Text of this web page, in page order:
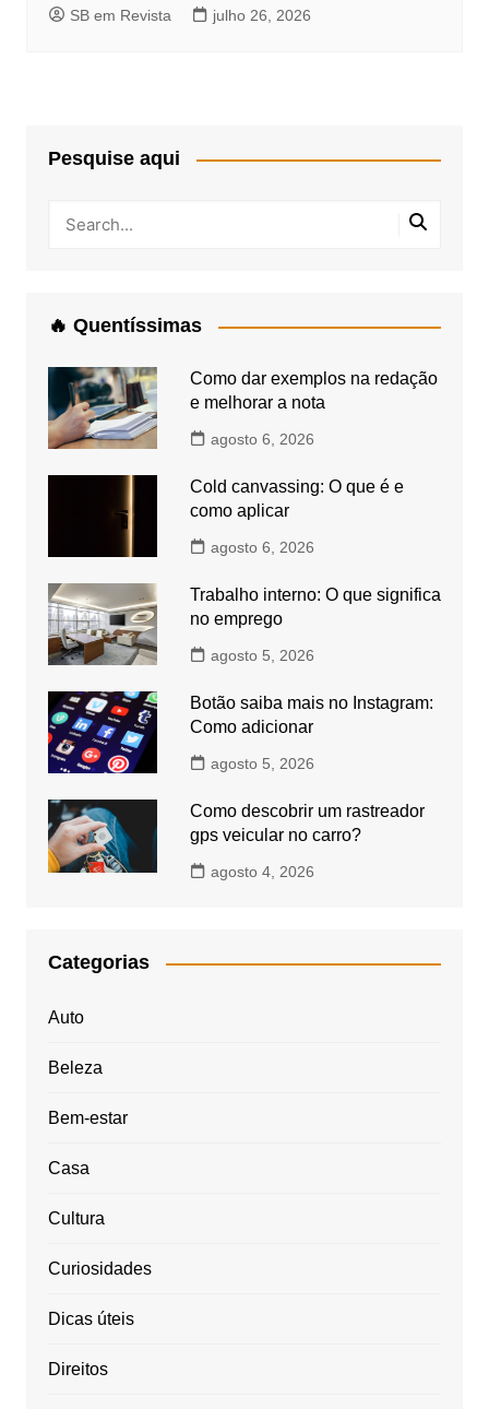
SB em Revista julho 26, 2026
Pesquise aqui
🔥 Quentíssimas
Como dar exemplos na redação
e melhorar a nota
agosto 6, 2026
Cold canvassing: O que é e
como aplicar
agosto 6, 2026
Trabalho interno: O que significa
no emprego
agosto 5, 2026
Botão saiba mais no Instagram:
Como adicionar
agosto 5, 2026
Como descobrir um rastreador
gps veicular no carro?
agosto 4, 2026
Categorias
Auto
Beleza
Bem-estar
Casa
Cultura
Curiosidades
Dicas úteis
Direitos